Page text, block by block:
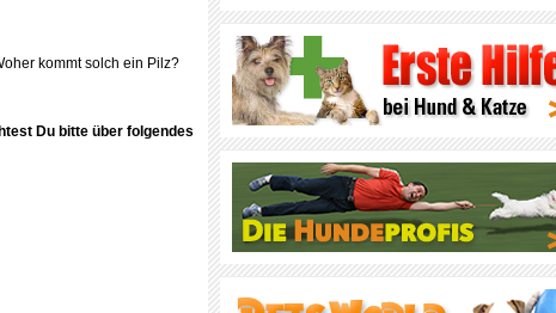
kommt solch ein Pilz?
Du bitte über folgendes